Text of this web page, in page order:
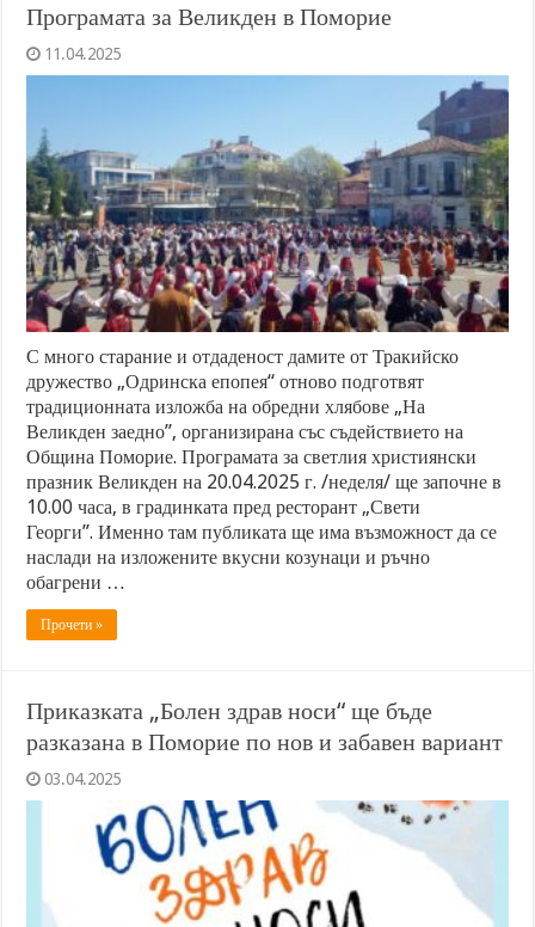
Програмата за Великден в Поморие
11.04.2025
С много старание и отдаденост дамите от Тракийско
дружество „Одринска епопея“ отново подготвят
традиционната изложба на обредни хлябове „На
Великден заедно”, организирана със съдействието на
Община Поморие. Програмата за светлия християнски
празник Великден на 20.04.2025 г. /неделя/ ще започне в
10.00 часа, в градинката пред ресторант „Свети
Георги”. Именно там публиката ще има възможност да се
наслади на изложените вкусни козунаци и ръчно
обагрени …
Прочети »
Приказката „Болен здрав носи“ ще бъде
разказана в Поморие по нов и забавен вариант
03.04.2025